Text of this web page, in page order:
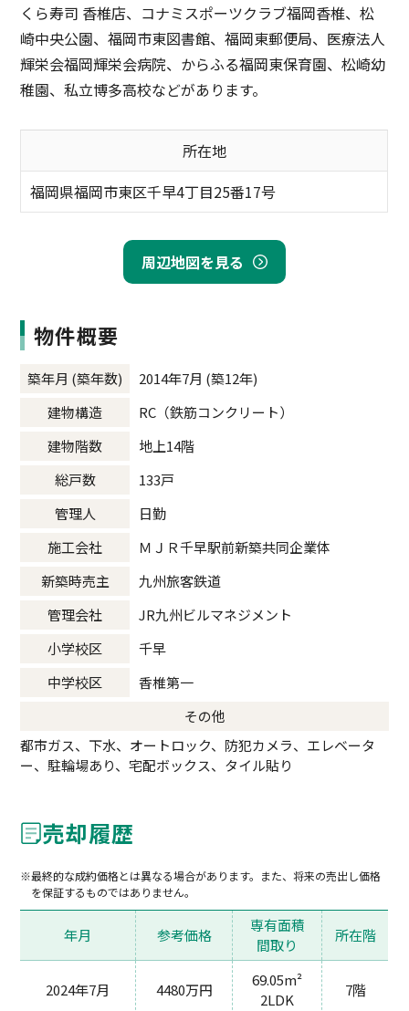
くら寿司 香椎店、コナミスポーツクラブ福岡香椎、松
崎中央公園、福岡市東図書館、福岡東郵便局、医療法人
輝栄会福岡輝栄会病院、からふる福岡東保育園、松崎幼
稚園、私立博多高校などがあります。
所在地
福岡県福岡市東区千早4丁目25番17号
周辺地図を見る
物件概要
築年月 (築年数)
2014年7月 (築12年)
建物構造
RC（鉄筋コンクリート）
建物階数
地上14階
総戸数
133戸
管理人
日勤
施工会社
ＭＪＲ千早駅前新築共同企業体
新築時売主
九州旅客鉄道
管理会社
JR九州ビルマネジメント
小学校区
千早
中学校区
香椎第一
その他
都市ガス、下水、オートロック、防犯カメラ、エレベータ
ー、駐輪場あり、宅配ボックス、タイル貼り
売却履歴
最終的な成約価格とは異なる場合があります。また、将来の売出し価格
を保証するものではありません。
年月 参考価格
専有面積
間取り
所在階
2024年7月 4480万円
69.05m²
2LDK
7階